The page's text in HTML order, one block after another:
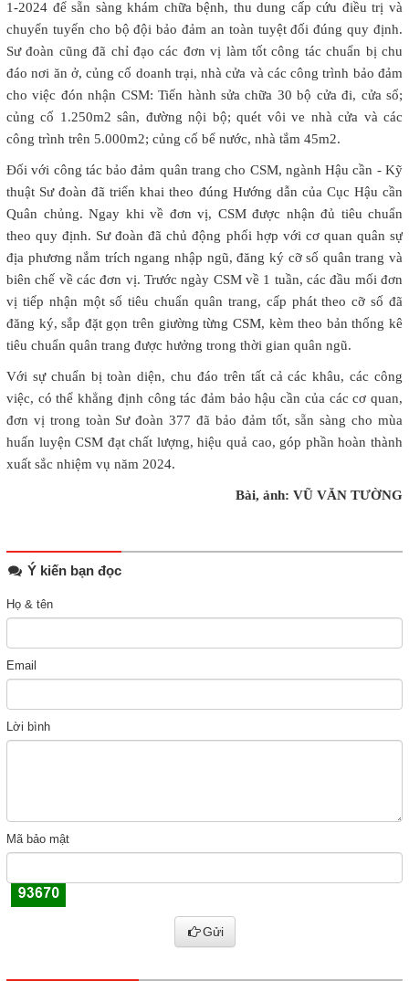
1-2024 để sẵn sàng khám chữa bệnh, thu dung cấp cứu điều trị và
chuyển tuyến cho bộ đội bảo đảm an toàn tuyệt đối đúng quy định.
Sư đoàn cũng đã chỉ đạo các đơn vị làm tốt công tác chuẩn bị chu
đáo nơi ăn ở, củng cố doanh trại, nhà cửa và các công trình bảo đảm
cho việc đón nhận CSM: Tiến hành sửa chữa 30 bộ cửa đi, cửa sổ;
củng cố 1.250m2 sân, đường nội bộ; quét vôi ve nhà cửa và các
công trình trên 5.000m2; củng cố bể nước, nhà tắm 45m2.
Đối với công tác bảo đảm quân trang cho CSM, ngành Hậu cần - Kỹ
thuật Sư đoàn đã triển khai theo đúng Hướng dẫn của Cục Hậu cần
Quân chủng. Ngay khi về đơn vị, CSM được nhận đủ tiêu chuẩn
theo quy định. Sư đoàn đã chủ động phối hợp với cơ quan quân sự
địa phương nắm trích ngang nhập ngũ, đăng ký cỡ số quân trang và
biên chế về các đơn vị. Trước ngày CSM về 1 tuần, các đầu mối đơn
vị tiếp nhận một số tiêu chuẩn quân trang, cấp phát theo cỡ số đã
đăng ký, sắp đặt gọn trên giường từng CSM, kèm theo bản thống kê
tiêu chuẩn quân trang được hưởng trong thời gian quân ngũ.
Với sự chuẩn bị toàn diện, chu đáo trên tất cả các khâu, các công
việc, có thể khẳng định công tác đảm bảo hậu cần của các cơ quan,
đơn vị trong toàn Sư đoàn 377 đã bảo đảm tốt, sẵn sàng cho mùa
huấn luyện CSM đạt chất lượng, hiệu quả cao, góp phần hoàn thành
xuất sắc nhiệm vụ năm 2024.
Bài, ảnh: VŨ VĂN TƯỜNG
Ý kiến bạn đọc
Họ & tên
Email
Lời bình
Mã bảo mật
Gửi